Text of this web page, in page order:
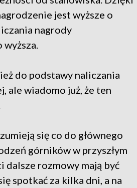
jest wyższe o
nagrody
do podstawy naliczania
ale wiadomo już, że ten
się co do głównego
górników w przyszłym
dalsze rozmowy mają być
spotkać za kilka dni, a na